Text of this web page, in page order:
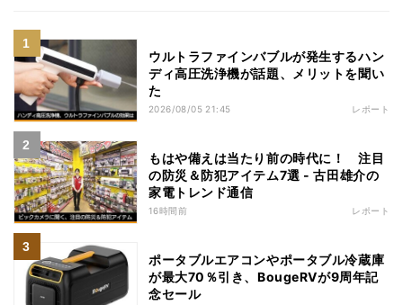
ウルトラファインバブルが発生するハン
ディ高圧洗浄機が話題、メリットを聞い
た
2026/08/05 21:45 レポート
もはや備えは当たり前の時代に！ 注目
の防災＆防犯アイテム7選 - 古田雄介の
家電トレンド通信
16時間前 レポート
ポータブルエアコンやポータブル冷蔵庫
が最大70％引き、BougeRVが9周年記
念セール